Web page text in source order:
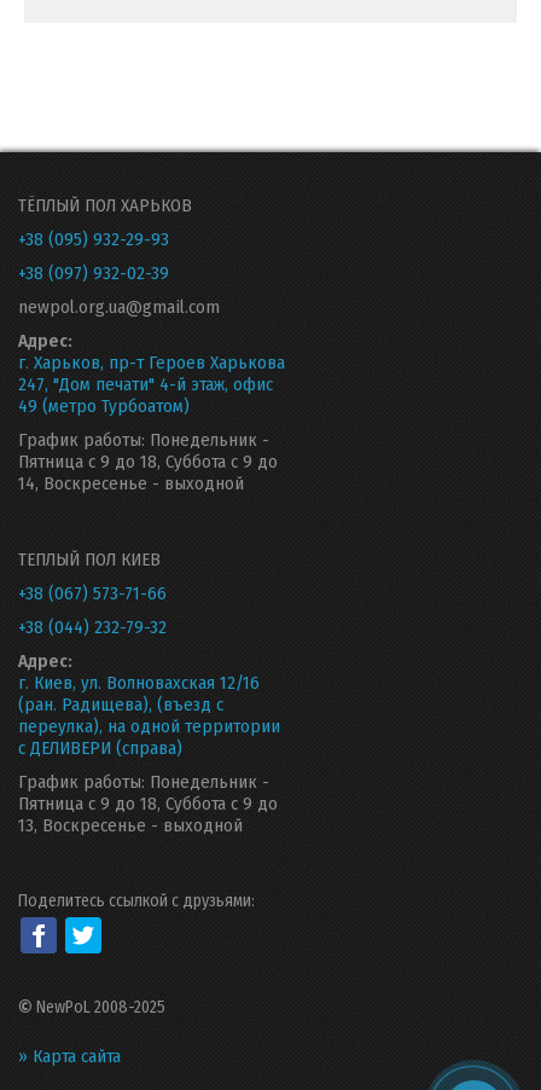
ТЁПЛЫЙ ПОЛ ХАРЬКОВ
+38 (095) 932-29-93
+38 (097) 932-02-39
newpol.org.ua@gmail.com
Адрес:
г. Харьков, пр-т Героев Харькова
247, "Дом печати" 4-й этаж, офис
49 (метро Турбоатом)
График работы: Понедельник -
Пятница с 9 до 18, Суббота с 9 до
14, Воскресенье - выходной
ТЕПЛЫЙ ПОЛ КИЕВ
+38 (067) 573-71-66
+38 (044) 232-79-32
Адрес:
г. Киев, ул. Волновахская 12/16
(ран. Радищева), (въезд с
переулка), на одной территории
с ДЕЛИВЕРИ (справа)
График работы: Понедельник -
Пятница с 9 до 18, Суббота с 9 до
13, Воскресенье - выходной
Поделитесь ссылкой с друзьями:
© NewPoL 2008-2025
» Карта сайта